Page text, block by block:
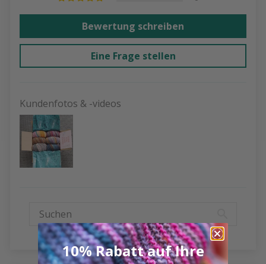
Bewertung schreiben
Eine Frage stellen
Kundenfotos & -videos
10% Rabatt auf Ihre